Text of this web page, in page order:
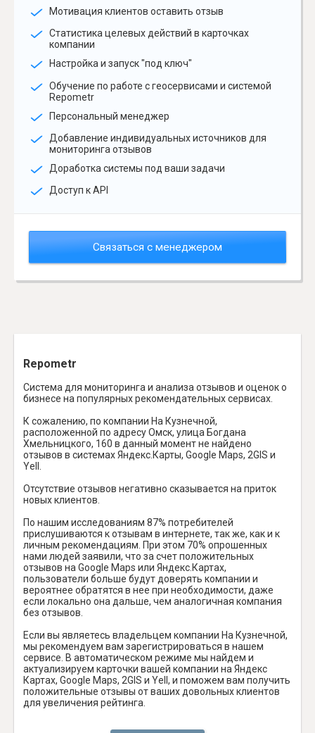
Мотивация клиентов оставить отзыв
Статистика целевых действий в карточках
компании
Настройка и запуск "под ключ"
Обучение по работе с геосервисами и системой
Repometr
Персональный менеджер
Добавление индивидуальных источников для
мониторинга отзывов
Доработка системы под ваши задачи
Доступ к API
Связаться с менеджером
Repometr
Система для мониторинга и анализа отзывов и оценок о
бизнесе на популярных рекомендательных сервисах.
К сожалению, по компании На Кузнечной,
расположенной по адресу Омск, улица Богдана
Хмельницкого, 160 в данный момент не найдено
отзывов в системах Яндекс.Карты, Google Maps, 2GIS и
Yell.
Отсутствие отзывов негативно сказывается на приток
новых клиентов.
По нашим исследованиям 87% потребителей
прислушиваются к отзывам в интернете, так же, как и к
личным рекомендациям. При этом 70% опрошенных
нами людей заявили, что за счет положительных
отзывов на Google Maps или Яндекс.Картах,
пользователи больше будут доверять компании и
вероятнее обратятся в нее при необходимости, даже
если локально она дальше, чем аналогичная компания
без отзывов.
Если вы являетесь владельцем компании На Кузнечной,
мы рекомендуем вам зарегистрироваться в нашем
сервисе. В автоматическом режиме мы найдем и
актуализируем карточки вашей компании на Яндекс
Картах, Google Maps, 2GIS и Yell, и поможем вам получить
положительные отзывы от ваших довольных клиентов
для увеличения рейтинга.